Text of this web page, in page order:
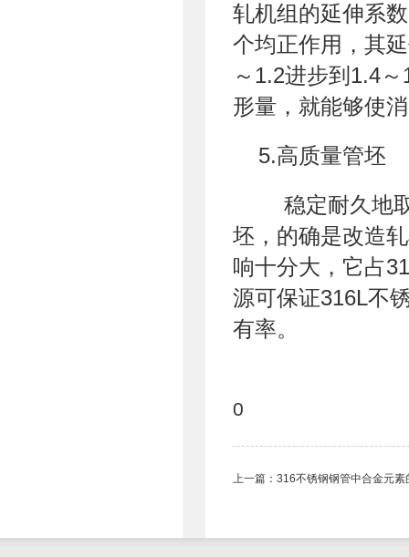
轧机组的延伸系
个均正作用，其
～1.2进步到1.4
形量，就能够使
5.高质量管坯
稳定耐久地
坯，的确是改造
响十分大，它占
源可保证316L不
有率。
0
上一篇： 316不锈钢钢管中合金元